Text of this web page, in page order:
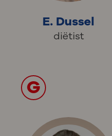
E. Dussel
diëtist
G